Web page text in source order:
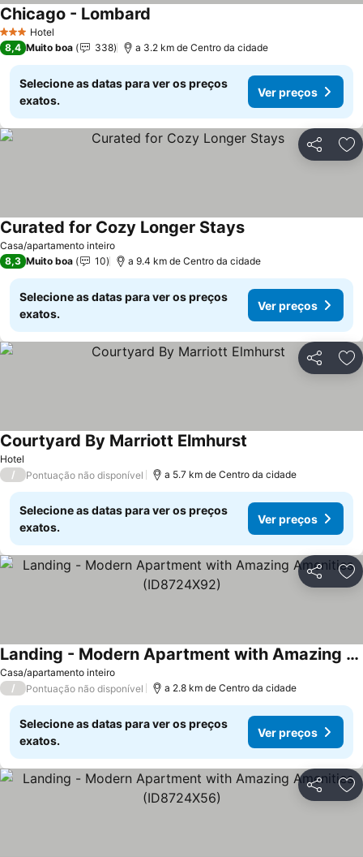
3 EstrelasHotel
Chicago - Lombard
8,4 Muito boa 338 a 3.2 km de Centro da cidade
Selecione as datas para ver os preços
exatos.
Ver preços
Partilhar
Casa/apartamento inteiro
Curated for Cozy Longer Stays
8,3 Muito boa 10 a 9.4 km de Centro da cidade
Selecione as datas para ver os preços
exatos.
Ver preços
Partilhar
Hotel
Courtyard By Marriott Elmhurst
/ Pontuação não disponível a 5.7 km de Centro da cidade
Selecione as datas para ver os preços
exatos.
Ver preços
Partilhar
Casa/apartamento inteiro
Landing - Modern Apartment with Amazing Amenities (ID8724X92)
/ Pontuação não disponível a 2.8 km de Centro da cidade
Selecione as datas para ver os preços
exatos.
Ver preços
Partilhar